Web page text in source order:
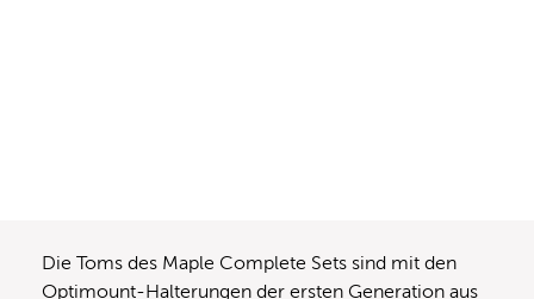
Die Toms des Maple Complete Sets sind mit den
Optimount-Halterungen der ersten Generation aus